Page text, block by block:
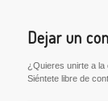
Dejar un
¿Quieres unirte a
Siéntete libre de